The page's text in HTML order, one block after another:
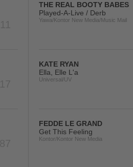
THE REAL BOOTY BABES
Played-A-Live / Derb
Yawa/Kontor New Media/Music Mail
KATE RYAN
Ella, Elle L'a
Universal/UV
FEDDE LE GRAND
Get This Feeling
Kontor/Kontor New Media